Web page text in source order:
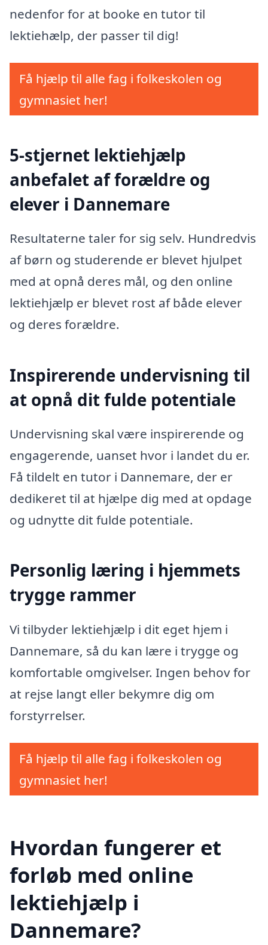
nedenfor for at booke en tutor til
lektiehælp, der passer til dig!
Få hjælp til alle fag i folkeskolen og
gymnasiet her!
5-stjernet lektiehjælp
anbefalet af forældre og
elever i Dannemare
Resultaterne taler for sig selv. Hundredvis
af børn og studerende er blevet hjulpet
med at opnå deres mål, og den online
lektiehjælp er blevet rost af både elever
og deres forældre.
Inspirerende undervisning til
at opnå dit fulde potentiale
Undervisning skal være inspirerende og
engagerende, uanset hvor i landet du er.
Få tildelt en tutor i Dannemare, der er
dedikeret til at hjælpe dig med at opdage
og udnytte dit fulde potentiale.
Personlig læring i hjemmets
trygge rammer
Vi tilbyder lektiehjælp i dit eget hjem i
Dannemare, så du kan lære i trygge og
komfortable omgivelser. Ingen behov for
at rejse langt eller bekymre dig om
forstyrrelser.
Få hjælp til alle fag i folkeskolen og
gymnasiet her!
Hvordan fungerer et
forløb med online
lektiehjælp i
Dannemare?